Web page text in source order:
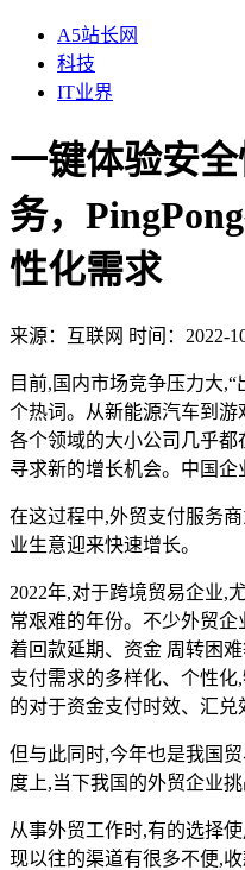
A5站长网
科技
IT业界
一键体验安
务，
性化需求
来源： 互联网 时间：2022-
目前,国内市场竞争压力大
个热词。从新能源汽车到
各个领域的大小公司几乎
寻求新的增长机会。中国企
在这过程中,外贸支付服务
业生意迎来快速增长。
2022年,对于跨境贸易企业,
常艰难的年份。不少外贸
着回款延期、资金 周转困
支付需求的多样化、个性
的对于资金支付时效、汇兑
但与此同时,今年也是我国
度上,当下我国的外贸企业挑
从事外贸工作时,有的选择
现以往的渠道有很多不便,